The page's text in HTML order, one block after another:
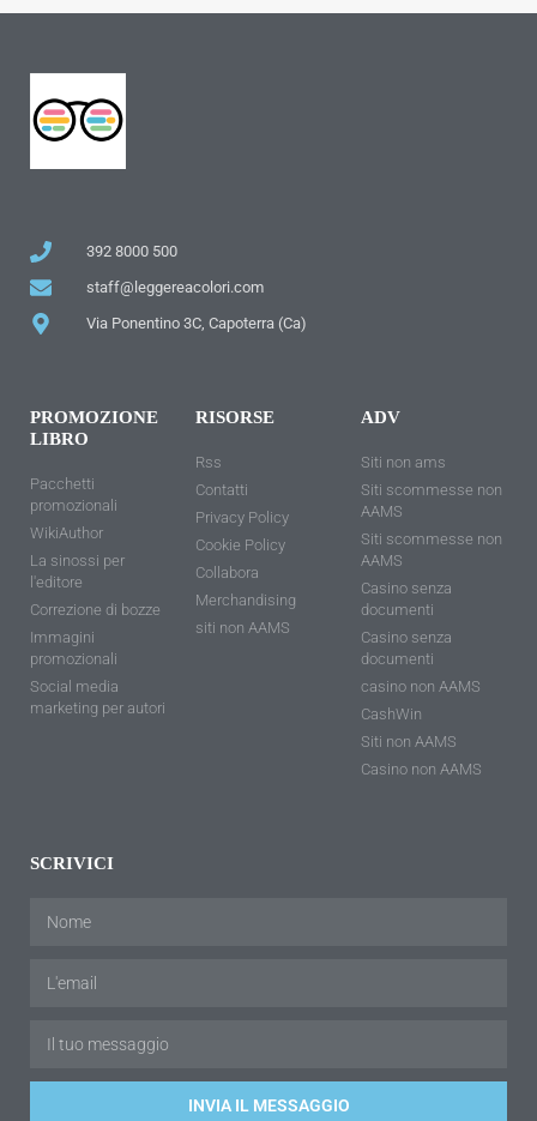
392 8000 500
staff@leggereacolori.com
Via Ponentino 3C, Capoterra (Ca)
PROMOZIONE
LIBRO
Pacchetti
promozionali
WikiAuthor
La sinossi per
l'editore
Correzione di bozze
Immagini
promozionali
Social media
marketing per autori
RISORSE
Rss
Contatti
Privacy Policy
Cookie Policy
Collabora
Merchandising
siti non AAMS
ADV
Siti non ams
Siti scommesse non
AAMS
Siti scommesse non
AAMS
Casino senza
documenti
Casino senza
documenti
casino non AAMS
CashWin
Siti non AAMS
Casino non AAMS
SCRIVICI
INVIA IL MESSAGGIO